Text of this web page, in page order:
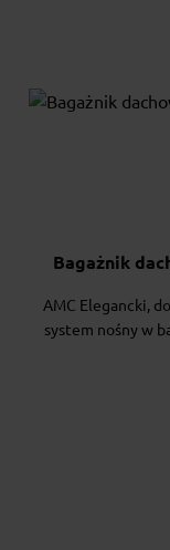
Bagażnik
AMC Elegancki,
system nośny w